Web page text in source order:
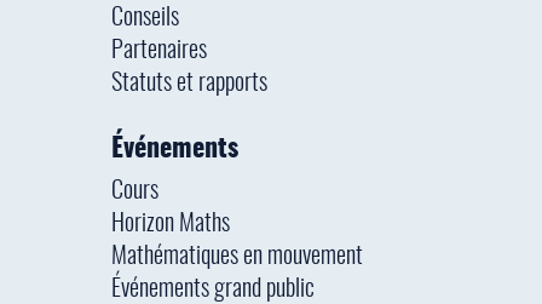
Conseils
Partenaires
Statuts et rapports
Événements
Cours
Horizon Maths
Mathématiques en mouvement
Événements grand public